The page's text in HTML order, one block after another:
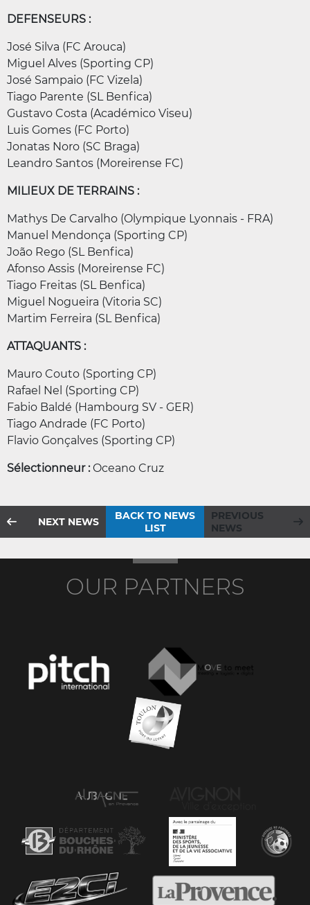
DEFENSEURS :
José Silva (FC Arouca)
Miguel Alves (Sporting CP)
José Sampaio (FC Vizela)
Tiago Parente (SL Benfica)
Gustavo Costa (Académico Viseu)
Luis Gomes (FC Porto)
Jonatas Noro (SC Braga)
Leandro Santos (Moreirense FC)
MILIEUX DE TERRAINS :
Mathys De Carvalho (Olympique Lyonnais - FRA)
Manuel Mendonça (Sporting CP)
João Rego (SL Benfica)
Afonso Assis (Moreirense FC)
Tiago Freitas (SL Benfica)
Miguel Nogueira (Vitoria SC)
Martim Ferreira (SL Benfica)
ATTAQUANTS :
Mauro Couto (Sporting CP)
Rafael Nel (Sporting CP)
Fabio Baldé (Hambourg SV - GER)
Tiago Andrade (FC Porto)
Flavio Gonçalves (Sporting CP)
Sélectionneur :Oceano Cruz
NEXT NEWS
BACK TO NEWS
LIST
PREVIOUS
NEWS
OUR PARTNERS